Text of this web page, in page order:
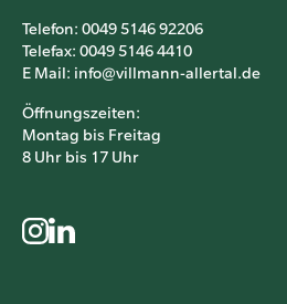
Telefon: 0049 5146 92206
Telefax: 0049 5146 4410
E Mail: info@villmann-allertal.de
Öffnungszeiten:
Montag bis Freitag
8 Uhr bis 17 Uhr